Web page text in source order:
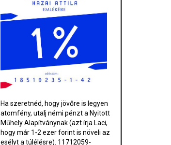
Ha szeretnéd, hogy jövőre is legyen
atomfény, utalj némi pénzt a Nyitott
Műhely Alapítványnak (azt írja Laci,
hogy már 1-2 ezer forint is növeli az
esélyt a túlélésre). 11712059-